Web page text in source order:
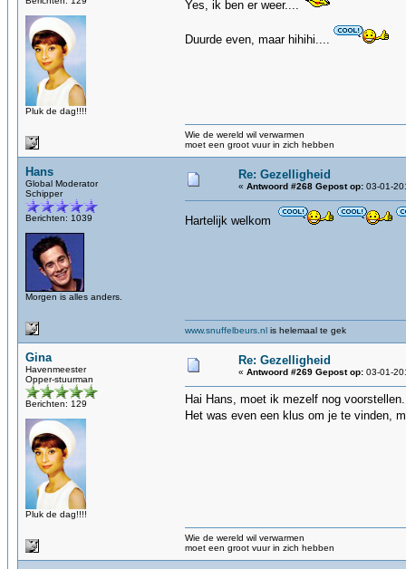
Pluk de dag!!!!
Yes, ik ben er weer....
Duurde even, maar hihihi....
Wie de wereld wil verwarmen
moet een groot vuur in zich hebben
Hans
Global Moderator
Schipper
Berichten: 1039
Morgen is alles anders.
Re: Gezelligheid
« Antwoord #268 Gepost op: 03-01-
Hartelijk welkom
www.snuffelbeurs.nl is helemaal te gek
Gina
Havenmeester
Opper-stuurman
Berichten: 129
Pluk de dag!!!!
Re: Gezelligheid
« Antwoord #269 Gepost op: 03-01-
Hai Hans, moet ik mezelf nog
Het was even een klus om je te vinden,
Wie de wereld wil verwarmen
moet een groot vuur in zich hebben